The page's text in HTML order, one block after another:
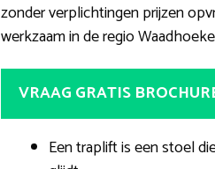
zonder verplichtingen prijzen
werkzaam in de regio
VRAAG GRATIS
Een traplift is een stoel